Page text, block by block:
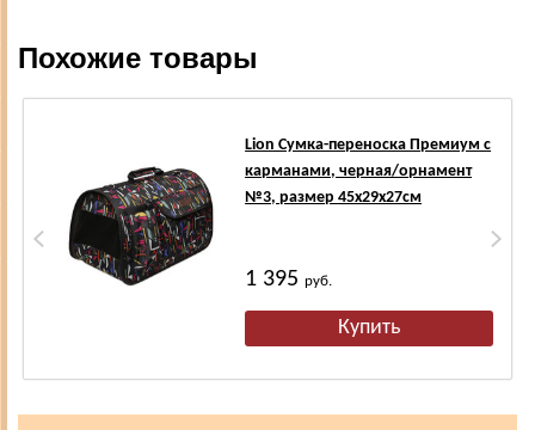
Похожие товары
Lion Сумка-переноска Премиум с
карманами, черная/орнамент
№3, размер 45х29х27см
1 395руб.